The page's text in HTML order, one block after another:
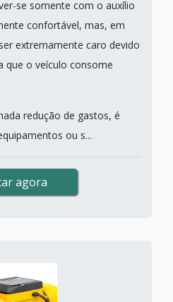
se somente com o auxílio
confortável, mas, em
extremamente caro devido
que o veículo consome
redução de gastos, é
ou s...
agora